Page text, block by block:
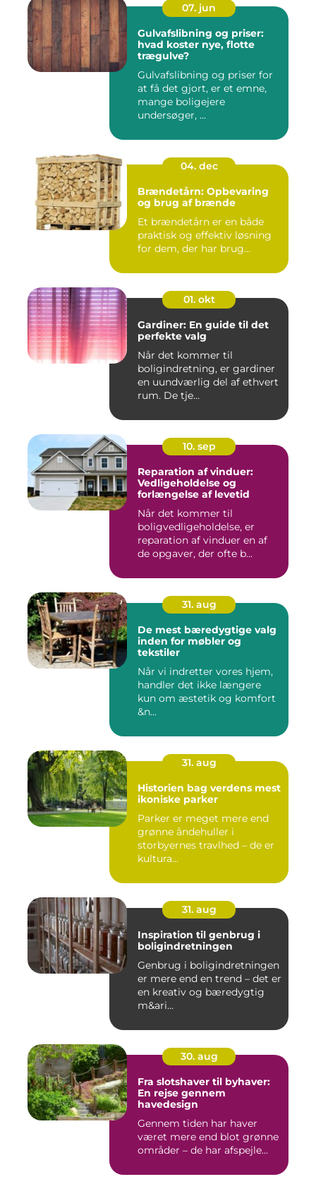
07. jun
Gulvafslibning og priser:
hvad koster nye, flotte
trægulve?
Gulvafslibning og priser for
at få det gjort, er et emne,
mange boligejere
undersøger, ...
04. dec
Brændetårn: Opbevaring
og brug af brænde
Et brændetårn er en både
praktisk og effektiv løsning
for dem, der har brug...
01. okt
Gardiner: En guide til det
perfekte valg
Når det kommer til
boligindretning, er gardiner
en uundværlig del af ethvert
rum. De tje...
10. sep
Reparation af vinduer:
Vedligeholdelse og
forlængelse af levetid
Når det kommer til
boligvedligeholdelse, er
reparation af vinduer en af
de opgaver, der ofte b...
31. aug
De mest bæredygtige valg
inden for møbler og
tekstiler
Når vi indretter vores hjem,
handler det ikke længere
kun om æstetik og komfort
&n...
31. aug
Historien bag verdens mest
ikoniske parker
Parker er meget mere end
grønne åndehuller i
storbyernes travlhed – de er
kultura...
31. aug
Inspiration til genbrug i
boligindretningen
Genbrug i boligindretningen
er mere end en trend – det er
en kreativ og bæredygtig
m&ari...
30. aug
Fra slotshaver til byhaver:
En rejse gennem
havedesign
Gennem tiden har haver
været mere end blot grønne
områder – de har afspejle...